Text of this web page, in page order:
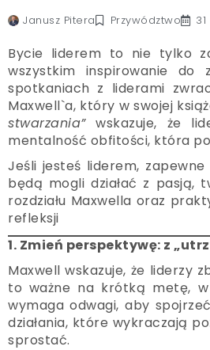
Janusz Pitera Przywództwo
Bycie liderem to nie tylko
wszystkim inspirowanie do
spotkaniach z liderami
Maxwell`a, który w swojej
stwarzania”wskazuje, że
mentalność obfitości, która
Jeśli jesteś liderem,
będą mogli działać z pasją,
rozdziału Maxwella oraz
refleksji
1. Zmień perspektywę: z
Maxwell wskazuje, że liderzy
to ważne na krótką metę, w
wymaga odwagi, aby
działania, które wykraczają
sprostać.